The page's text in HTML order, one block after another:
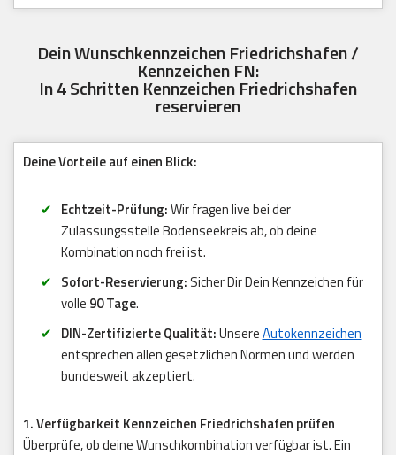
Dein Wunschkennzeichen Friedrichshafen /
Kennzeichen FN:
In 4 Schritten Kennzeichen Friedrichshafen
reservieren
Deine Vorteile auf einen Blick:
Echtzeit-Prüfung:Wir fragen live bei der
Zulassungsstelle Bodenseekreis ab, ob deine
Kombination noch frei ist.
Sofort-Reservierung: Sicher Dir Dein Kennzeichen für
volle 90 Tage.
DIN-Zertifizierte Qualität:UnsereAutokennzeichen
entsprechen allen gesetzlichen Normen und werden
bundesweit akzeptiert.
1. Verfügbarkeit Kennzeichen Friedrichshafen prüfen
Überprüfe, ob deine Wunschkombination verfügbar ist. Ein